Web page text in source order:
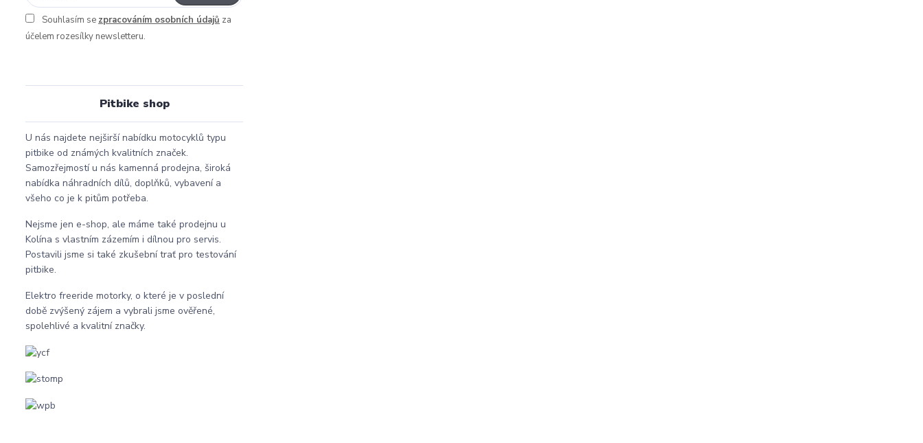
Souhlasím se zpracováním osobních údajů za
účelem rozesílky newsletteru.
Pitbike shop
U nás najdete nejširší nabídku motocyklů typu
pitbike od známých kvalitních značek.
Samozřejmostí u nás kamenná prodejna, široká
nabídka náhradních dílů, doplňků, vybavení a
všeho co je k pitům potřeba.
Nejsme jen e-shop, ale máme také prodejnu u
Kolína s vlastním zázemím i dílnou pro servis.
Postavili jsme si také zkušební trať pro testování
pitbike.
Elektro freeride motorky, o které je v poslední
době zvýšený zájem a vybrali jsme ověřené,
spolehlivé a kvalitní značky.